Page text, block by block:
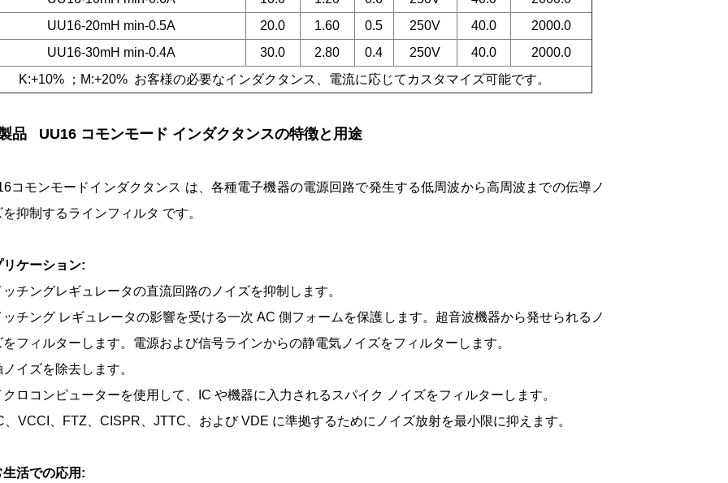
UU16-20mH min-0.5A
20.0 1.60 0.5 250V 40.0
2000.0
UU16-30mH min-0.4A
30.0 2.80 0.4 250V 40.0
2000.0
K:+10% ；M:+20% お客様の必要なインダクタンス、電流に応じてカスタマイズ可能です。
品 UU16 コモンモード インダクタンスの特徴と用途
コモンモードインダクタンス は、各種電子機器の電源回路で発生する低周波から高周波までの伝導ノ
を抑制するラインフィルタ です。
リケーション:
ッチングレギュレータの直流回路のノイズを抑制します。
ッチング レギュレータの影響を受ける一次 AC 側フォームを保護します。超音波機器から発せられるノ
をフィルターします。電源および信号ラインからの静電気ノイズをフィルターします。
イズを除去します。
クロコンピューターを使用して、IC や機器に入力されるスパイク ノイズをフィルターします。
、VCCI、FTZ、CISPR、JTTC、および VDE に準拠するためにノイズ放射を最小限に抑えます。
生活での応用: